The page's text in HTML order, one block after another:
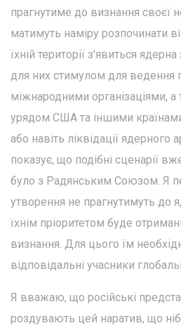
прагнутиме до визнання своєї
матимуть наміру розпочинати
їхній території з'явиться
для них стимулом для ведення
міжнародними організаціями, а
урядом США та іншими
або навіть ліквідації ядерного
показує, що подібні сценарії
було з Радянським Союзом. Я
утворення не прагнутимуть до
їхнім пріоритетом буде
визнання. Для цього їм
відповідальні учасники
Я вважаю, що російські
роздувають цей наратив, що